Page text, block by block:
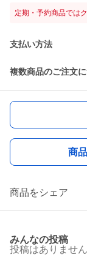
定期・予約商品では
支払い方法
複数商品のご注文
商
商品をシェア
みんなの投稿
投稿はありません